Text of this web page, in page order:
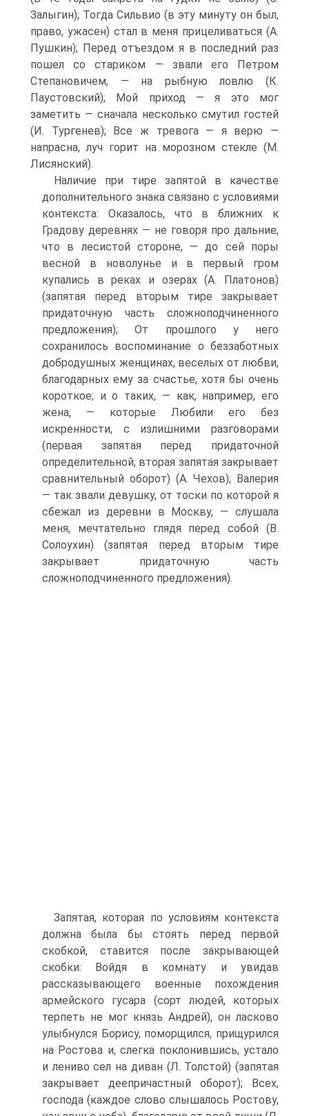
Залыгин); Тогда Сильвио (в эту минуту он был,
право, ужасен) стал в меня прицеливаться (А.
Пушкин); Перед отъездом я в последний раз
пошел со стариком — звали его Петром
Степановичем, — на рыбную ловлю (К.
Паустовский); Мой приход — я это мог
заметить — сначала несколько смутил гостей
(И. Тургенев); Все ж тревога — я верю —
напрасна, луч горит на морозном стекле (М.
Лисянский).
Наличие при тире запятой в качестве
дополнительного знака связано с условиями
контекста: Оказалось, что в ближних к
Градову деревнях — не говоря про дальние,
что в лесистой стороне, — до сей поры
весной в новолунье и в первый гром
купались в реках и озерах (А. Платонов)
(запятая перед вторым тире закрывает
придаточную часть сложноподчиненного
предложения); От прошлого у него
сохранилось воспоминание о беззаботных
добродушных женщинах, веселых от любви,
благодарных ему за счастье, хотя бы очень
короткое; и о таких, — как, например, его
жена, — которые Любили его без
искренности, с излишними разговорами
(первая запятая перед придаточной
определительной, вторая запятая закрывает
сравнительный оборот) (А. Чехов); Валерия
— так звали девушку, от тоски по которой я
сбежал из деревни в Москву, — слушала
меня, мечтательно глядя перед собой (В.
Солоухин) (запятая перед вторым тире
закрывает придаточную часть
сложноподчиненного предложения).
Запятая, которая по условиям контекста
должна была бы стоять перед первой
скобкой, ставится после закрывающей
скобки: Войдя в комнату и увидав
рассказывающего военные похождения
армейского гусара (сорт людей, которых
терпеть не мог князь Андрей), он ласково
улыбнулся Борису, поморщился, прищурился
на Ростова и, слегка поклонившись, устало
и лениво сел на диван (Л. Толстой) (запятая
закрывает деепричастный оборот); Всех,
господа (каждое слово слышалось Ростову,